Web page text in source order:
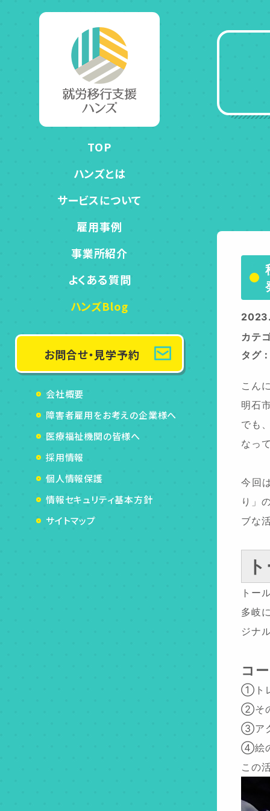
TOP
ハンズとは
サービスについて
雇用事例
事業所紹介
よくある質問
ハンズBlog
お問合せ・見学予約
会社概要
障害者雇用をお考えの企業様へ
医療福祉機関の皆様へ
採用情報
個人情報保護
情報セキュリティ基本方針
サイトマップ
カテ
タグ
こん
明石
でも
なっ
今回
り」
ブな
トー
多岐
ジナ
コ
①ト
②そ
③ア
④絵
この